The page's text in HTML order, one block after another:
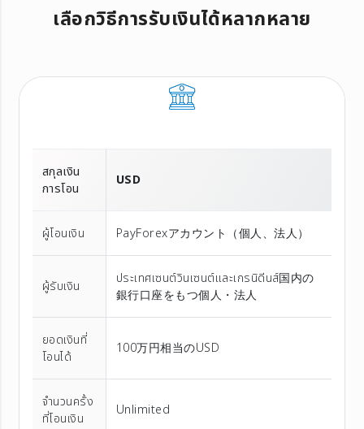
เลือกวิธีการรับเงินได้หลากหลาย
สกุลเงิน
การโอน
USD
ผู้โอนเงิน PayForexアカウント（個⼈、法⼈）
ผู้รับเงิน
ประเทศเซนต์วินเซนต์และเกรนิดีนส์国内の
銀行口座をもつ個人・法人
ยอดเงินที่
โอนได้
100万円相当のUSD
จำนวนครั้ง
ที่โอนเงิน
Unlimited